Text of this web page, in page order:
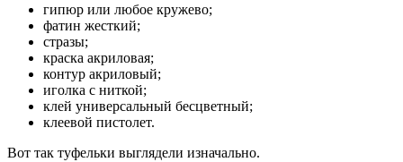
гипюр или любое кружево;
фатин жесткий;
стразы;
краска акриловая;
контур акриловый;
иголка с ниткой;
клей универсальный бесцветный;
клеевой пистолет.
Вот так туфельки выглядели изначально.